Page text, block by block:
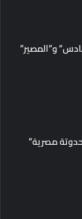
و”المصير”
مصرية”